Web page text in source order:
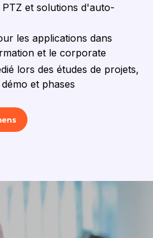
et solutions d'auto-
les applications dans
et le corporate
lors des études de projets,
et phases